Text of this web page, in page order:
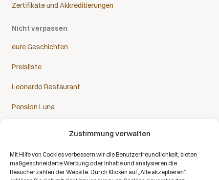
Zustimmung verwalten
Mit Hilfe von Cookies verbessern wir die Benutzerfreundlichkeit, bieten
maßgeschneiderte Werbung oder Inhalte und analysieren die
Besucherzahlen der Website. Durch Klicken auf „Alle akzeptieren“
Zertifikate und Akkreditierungen
Nicht verpassen
eure Geschichten
Preisliste
Leonardo Restaurant
Pension Luna
Das Sanatorium Helios ist Partner aller Krankenkassen: